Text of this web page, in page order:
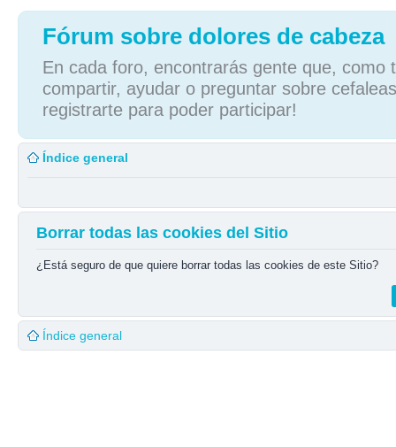
Fórum sobre dolores de cabeza
En cada foro, encontrarás gente que, como
compartir, ayudar o preguntar sobre
registrarte para poder participar!
Índice general
Borrar todas las cookies del Sitio
¿Está seguro de que quiere borrar todas las cookies de este Sitio?
Índice general